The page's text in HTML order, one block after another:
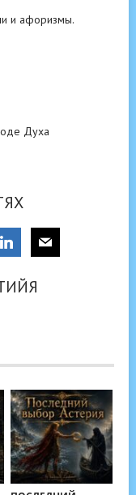
и афоризмы.
Духа